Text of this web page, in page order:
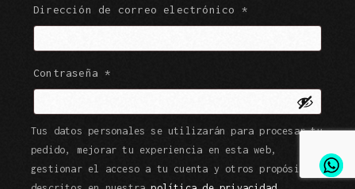
Dirección de correo electrónico *Obligatorio
Contraseña*
Tus datos personales se utilizarán para procesar tu
pedido, mejorar tu experiencia en esta web,
gestionar el acceso a tu cuenta y otros propósitos